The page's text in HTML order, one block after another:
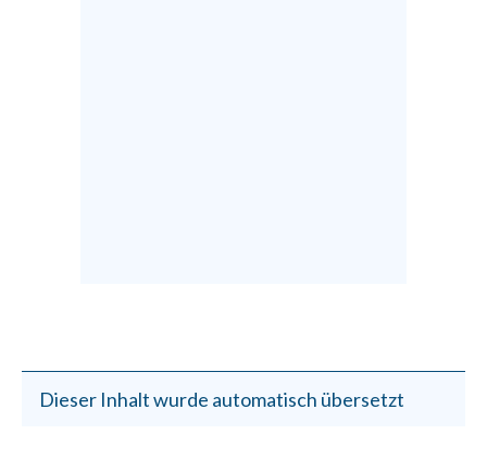
Dieser Inhalt wurde automatisch übersetzt